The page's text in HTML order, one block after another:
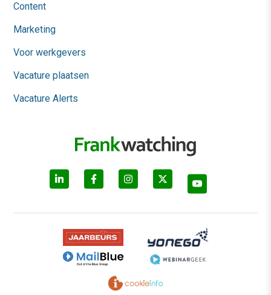
Content
Marketing
Voor werkgevers
Vacature plaatsen
Vacature Alerts